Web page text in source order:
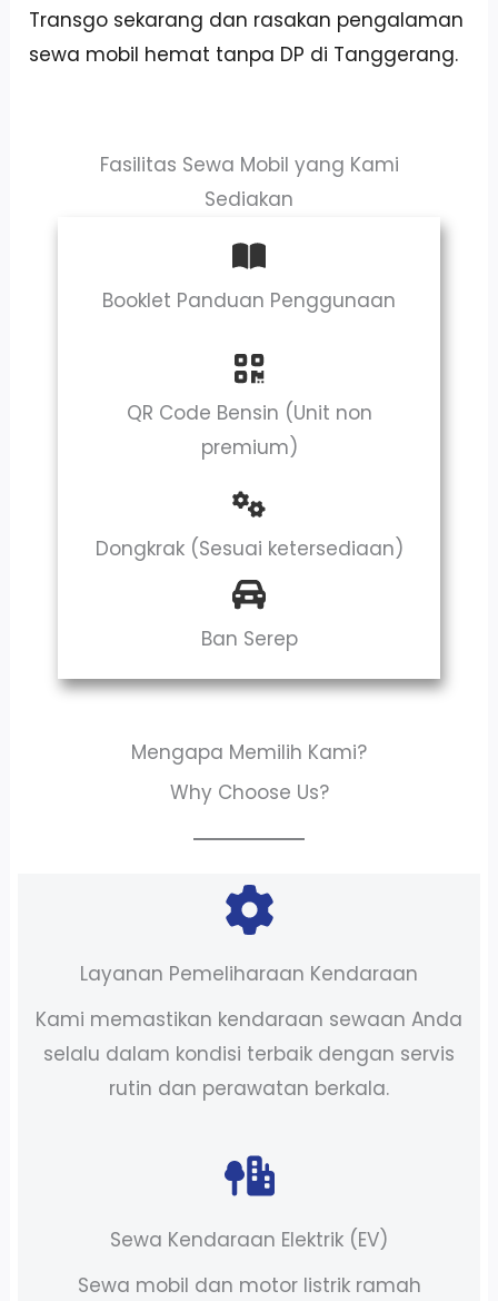
Transgo sekarang dan rasakan pengalaman
sewa mobil hemat tanpa DP di Tanggerang.
Fasilitas Sewa Mobil yang Kami
Sediakan
Booklet Panduan Penggunaan
QR Code Bensin (Unit non
premium)
Dongkrak (Sesuai ketersediaan)
Ban Serep
Mengapa Memilih Kami?
Why Choose Us?
Layanan Pemeliharaan Kendaraan
Kami memastikan kendaraan sewaan Anda
selalu dalam kondisi terbaik dengan servis
rutin dan perawatan berkala.
Sewa Kendaraan Elektrik (EV)
Sewa mobil dan motor listrik ramah